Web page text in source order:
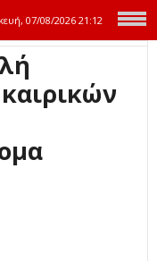
07/08/2026 21:12